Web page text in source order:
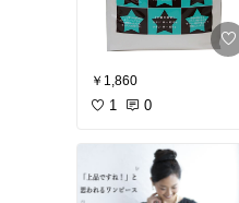
￥1,860
1 0